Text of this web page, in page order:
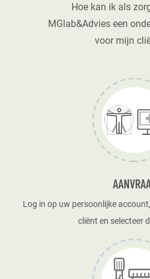
Hoe kan ik als
MGlab&Advies een
voor mijn
Log in op uw persoonlijke
cliënt en selecteer